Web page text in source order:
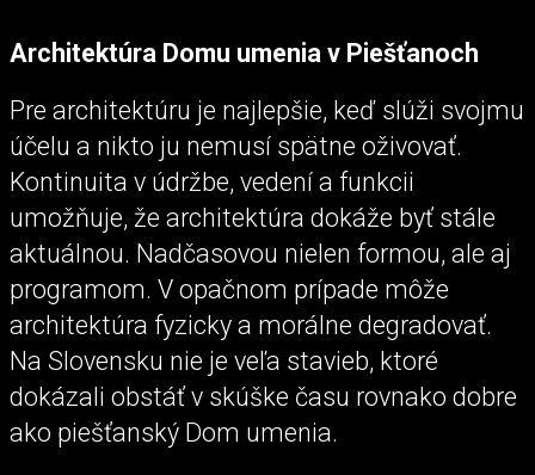
Architektúra Domu umenia v Piešťanoch
Pre architektúru je najlepšie, keď slúži svojmu
účelu a nikto ju nemusí spätne oživovať.
Kontinuita v údržbe, vedení a funkcii
umožňuje, že architektúra dokáže byť stále
aktuálnou. Nadčasovou nielen formou, ale aj
programom. V opačnom prípade môže
architektúra fyzicky a morálne degradovať.
Na Slovensku nie je veľa stavieb, ktoré
dokázali obstáť v skúške času rovnako dobre
ako piešťanský Dom umenia.